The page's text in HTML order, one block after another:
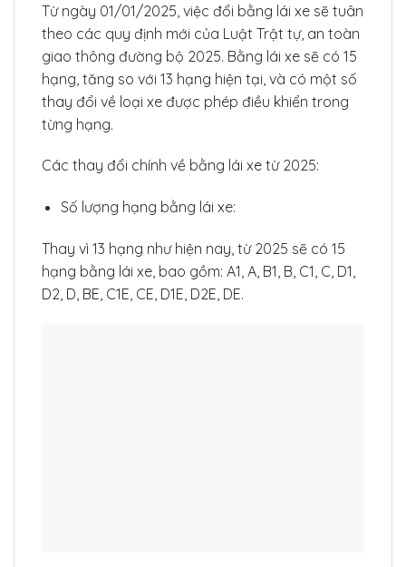
Từ ngày 01/01/2025, việc đổi bằng lái xe sẽ tuân
theo các quy định mới của Luật Trật tự, an toàn
giao thông đường bộ 2025. Bằng lái xe sẽ có 15
hạng, tăng so với 13 hạng hiện tại, và có một số
thay đổi về loại xe được phép điều khiển trong
từng hạng.
Các thay đổi chính về bằng lái xe từ 2025:
Số lượng hạng bằng lái xe:
Thay vì 13 hạng như hiện nay, từ 2025 sẽ có 15
hạng bằng lái xe, bao gồm: A1, A, B1, B, C1, C, D1,
D2, D, BE, C1E, CE, D1E, D2E, DE.